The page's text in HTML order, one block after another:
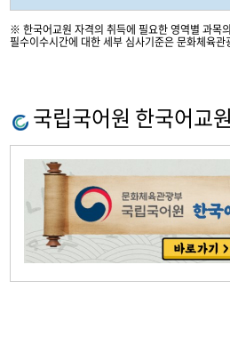
※ 한국어교원 자격의 취득에 필요한 영역별 과목
필수이수시간에 대한 세부 심사기준은 문화체육관
국립국어원 한국어교